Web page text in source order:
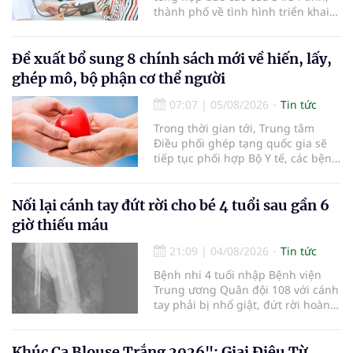
thành phố về tình hình triển khai
nhận 32.286.360 người, chiếm gần
30% dân số cả nước đã được khám
sức khỏe định kỳ năm nay.
Đề xuất bổ sung 8 chính sách mới về hiến, lấy,
ghép mô, bộ phận cơ thể người
07:07 | 05/08/2026
Tin tức
Trong thời gian tới, Trung tâm
Điều phối ghép tạng quốc gia sẽ
tiếp tục phối hợp Bộ Y tế, các bệnh
cường truyền thông, hoàn thiện
quy trình chuyên môn và hệ thống
hiến và ghép mô tạng.
Nối lại cánh tay đứt rời cho bé 4 tuổi sau gần 6
giờ thiếu máu
21:09 | 04/08/2026
Tin tức
Bệnh nhi 4 tuổi nhập Bệnh viện
Trung ương Quân đội 108 với cánh
tay phải bị nhổ giật, đứt rời hoàn
thương nặng và thời gian thiếu